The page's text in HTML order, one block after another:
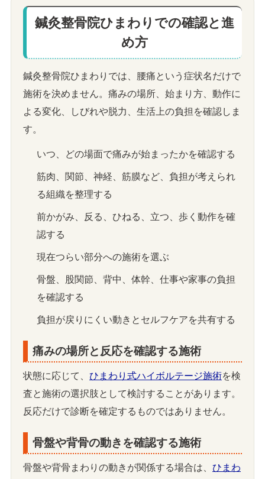
鍼灸整骨院ひまわりでの確認と進
め方
鍼灸整骨院ひまわりでは、腰痛という症状名だけで
施術を決めません。痛みの場所、始まり方、動作に
よる変化、しびれや脱力、生活上の負担を確認しま
す。
いつ、どの場面で痛みが始まったかを確認する
筋肉、関節、神経、筋膜など、負担が考えられ
る組織を整理する
前かがみ、反る、ひねる、立つ、歩く動作を確
認する
現在つらい部分への施術を選ぶ
骨盤、股関節、背中、体幹、仕事や家事の負担
を確認する
負担が戻りにくい動きとセルフケアを共有する
痛みの場所と反応を確認する施術
状態に応じて、 ひまわり式ハイボルテージ施術を検
査と施術の選択肢として検討することがあります。
反応だけで診断を確定するものではありません。
骨盤や背骨の動きを確認する施術
骨盤や背骨まわりの動きが関係する場合は、 ひまわ